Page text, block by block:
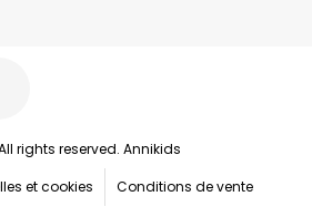
rights reserved. Annikids
et cookies
Conditions de vente